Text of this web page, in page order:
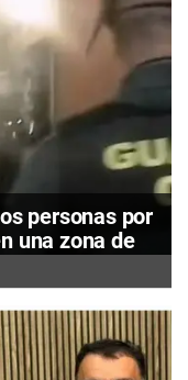
personas por
una zona de